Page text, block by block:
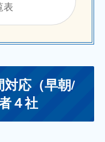
表
応（早朝/
４社